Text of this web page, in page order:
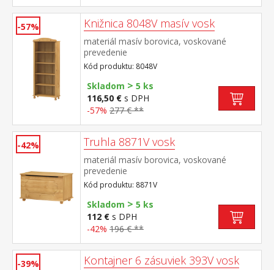
-57% Knižnica 8048V masív vosk
materiál masív borovica, voskované
prevedenie
Kód produktu: 8048V
Skladom > 5 ks
116,50 € s DPH
-57% 277 € **
-42% Truhla 8871V vosk
materiál masív borovica, voskované
prevedenie
Kód produktu: 8871V
Skladom > 5 ks
112 € s DPH
-42% 196 € **
-39% Kontajner 6 zásuviek 393V vosk